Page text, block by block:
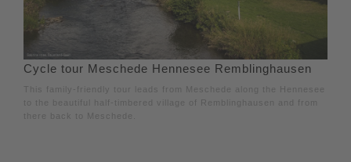
Cycle tour Meschede Hennesee Remblinghausen
This family-friendly tour leads from Meschede along the Hennesee
to the beautiful half-timbered village of Remblinghausen and from
there back to Meschede.